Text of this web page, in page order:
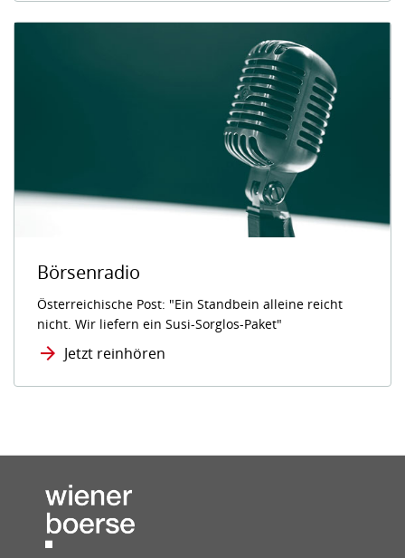
Börsenradio
Österreichische Post: "Ein Standbein alleine reicht
nicht. Wir liefern ein Susi-Sorglos-Paket"
Jetzt reinhören